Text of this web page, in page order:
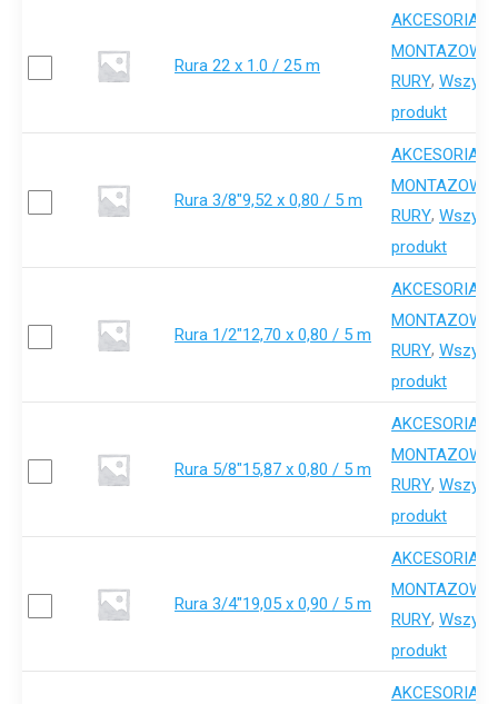
Rura 22 x 1.0 / 25 m
AKCESORIA-
MONTAZOWE
RURY,
produkt
Rura 3/8"9,52 x 0,80 / 5 m
AKCESORIA-
MONTAZOWE
RURY,
produkt
Rura 1/2"12,70 x 0,80 / 5 m
AKCESORIA-
MONTAZOWE
RURY,
produkt
Rura 5/8"15,87 x 0,80 / 5 m
AKCESORIA-
MONTAZOWE
RURY,
produkt
Rura 3/4"19,05 x 0,90 / 5 m
AKCESORIA-
MONTAZOWE
RURY,
produkt
AKCESORIA-